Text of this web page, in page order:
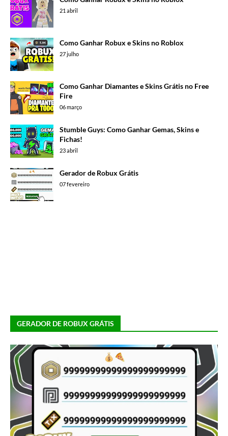
21 abril
Como Ganhar Robux e Skins no Roblox
27 julho
Como Ganhar Diamantes e Skins Grátis no Free
Fire
06 março
Stumble Guys: Como Ganhar Gemas, Skins e
Fichas!
23 abril
Gerador de Robux Grátis
07 fevereiro
GERADOR DE ROBUX GRÁTIS